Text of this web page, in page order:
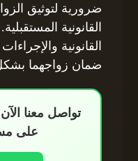
ضرورية لتوثيق
القانونية
القانونية
ضمان زواجهما
تواصل معنا
على